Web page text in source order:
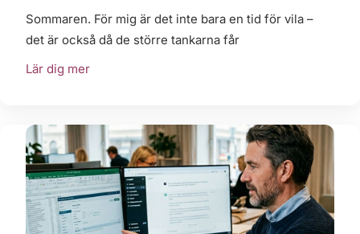
Sommaren. För mig är det inte bara en tid för vila –
det är också då de större tankarna får
Lär dig mer